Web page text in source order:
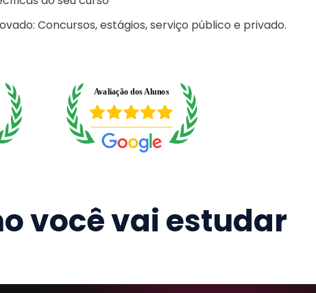
Concursos, estágios, serviço público e privado.
você vai estudar